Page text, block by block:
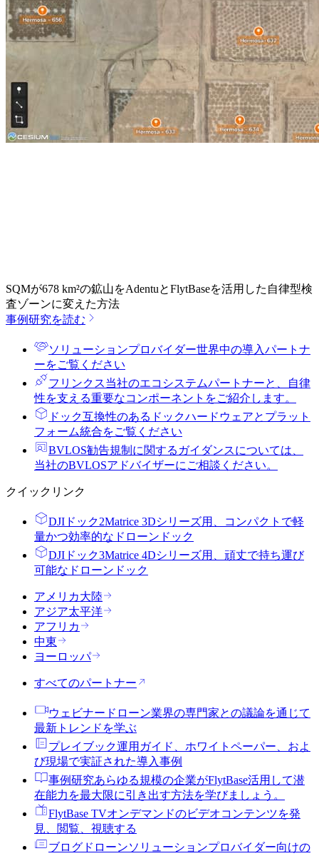
SQMが678 km²の鉱山をAdentuとFlytBaseを活用した自律型検
査ゾーンに変えた方法
事例研究を読む
ソリューションプロバイダー世界中の導入パートナ
ーをご覧ください
フリンクス当社のエコシステムパートナーと、自律
性を支える重要なコンポーネントをご紹介します。
ドック互換性のあるドックハードウェアとプラット
フォーム統合をご覧ください
BVLOS勧告規制に関するガイダンスについては、
当社のBVLOSアドバイザーにご相談ください。
クイックリンク
DJIドック2Matrice 3Dシリーズ用、コンパクトで軽
量かつ効率的なドローンドック
DJIドック3Matrice 4Dシリーズ用、頑丈で持ち運び
可能なドローンドック
アメリカ大陸
アジア太平洋
アフリカ
中東
ヨーロッパ
すべてのパートナー
ウェビナー ドローン業界の専門家との議論を通じて
最新トレンドを学ぶ
プレイブック運用ガイド、ホワイトペーパー、およ
び現場で実証された導入事例
事例研究あらゆる規模の企業がFlytBase活用して潜
在能力を最大限に引き出す方法を学びましょう。
FlytBase TVオンデマンドのビデオコンテンツを発
見、閲覧、視聴する
ブログ ドローンソリューションプロバイダー向けの